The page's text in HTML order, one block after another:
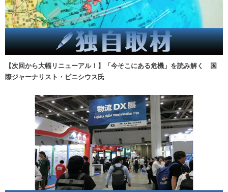
【次回から大幅リニューアル！】「今そこにある危機」を読み解く 国
際ジャーナリスト・ビニシウス氏